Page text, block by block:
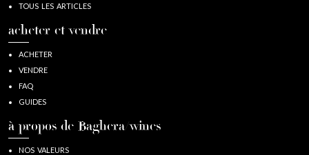
TOUS LES ARTICLES
acheter et vendre
ACHETER
VENDRE
FAQ
GUIDES
à propos de Baghera/wines
NOS VALEURS